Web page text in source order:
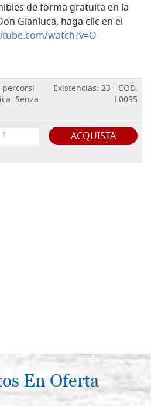
de forma gratuita en la
Gianluca, haga clic en el
watch?v=O-
Senza
Existencias: 23 - COD.
L0095
ACQUISTA
En Oferta